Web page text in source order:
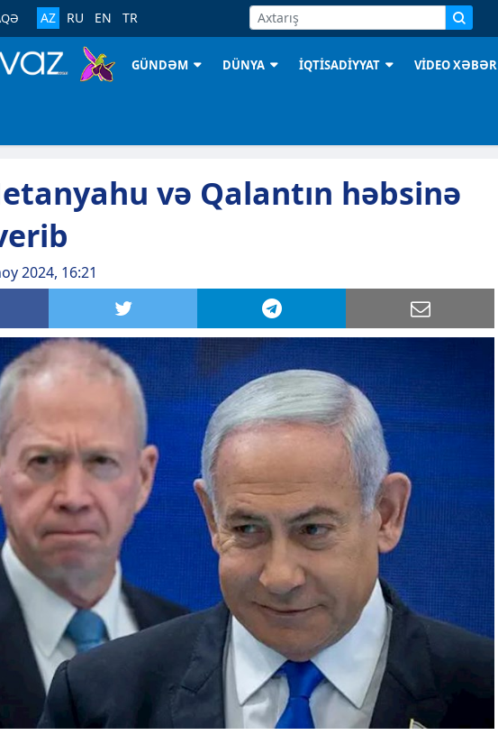
AZ RU EN TR
GÜNDƏM DÜNYA İQTİSADİYYAT VİDEO XƏBƏR
və Qalantın həbsinə
2024, 16:21